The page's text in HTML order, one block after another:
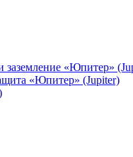
«Юпитер»
«Юпитер» (Jupiter)